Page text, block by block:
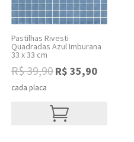
Pastilhas Rivesti
Quadradas Azul Imburana
33 x 33 cm
R$39,90 Original
R$ 39,90.
R$ 35,90Current
cada placa